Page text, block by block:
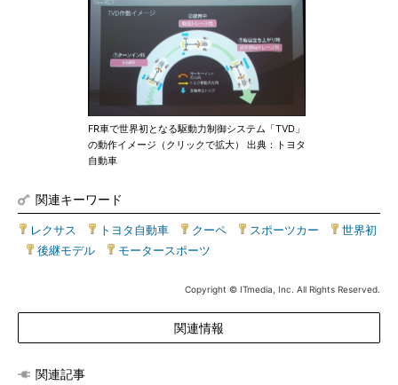
FR車で世界初となる駆動力制御システム「TVD」
の動作イメージ（クリックで拡大） 出典：トヨタ
自動車
関連キーワード
レクサス トヨタ自動車 クーペ スポーツカー
世界初
後継モデル モータースポーツ
Copyright © ITmedia, Inc. All Rights Reserved.
関連情報
関連記事